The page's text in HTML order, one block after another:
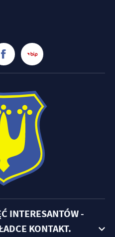
INTERESANTÓW -
KONTAKT.